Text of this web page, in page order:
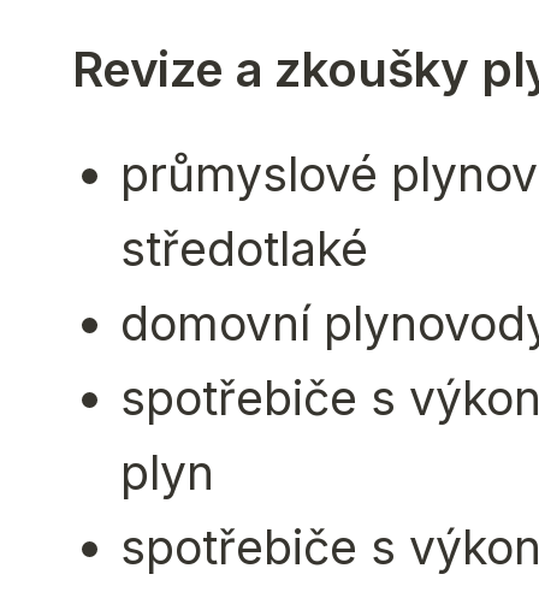
Revize a zkoušky
průmyslové
středotlaké
domovní
spotřebiče s
plyn
spotřebiče s